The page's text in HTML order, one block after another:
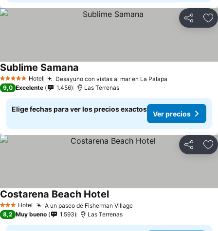
Compartir
5 Estrellas Hotel Desayuno con vistas al mar en La Palapa
Sublime Samana
9,0 Excelente 1.456 Las Terrenas
Elige fechas para ver los precios exactos
Ver precios
Compartir
3 Estrellas
Hotel A un paseo de Fisherman VillageVer precios
Costarena Beach HotelVer precios
8,2 Muy bueno 1.593 Las Terrenas